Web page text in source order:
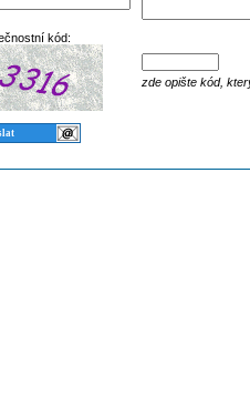
kód:
zde opište kód,